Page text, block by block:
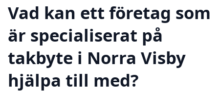
Vad kan ett företag som
är specialiserat på
takbyte i Norra Visby
hjälpa till med?